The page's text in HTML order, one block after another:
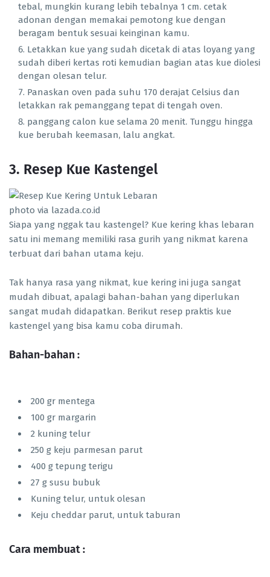
tebal, mungkin kurang lebih tebalnya 1 cm. cetak
adonan dengan memakai pemotong kue dengan
beragam bentuk sesuai keinginan kamu.
Letakkan kue yang sudah dicetak di atas loyang yang
sudah diberi kertas roti kemudian bagian atas kue diolesi
dengan olesan telur.
Panaskan oven pada suhu 170 derajat Celsius dan
letakkan rak pemanggang tepat di tengah oven.
panggang calon kue selama 20 menit. Tunggu hingga
kue berubah keemasan, lalu angkat.
3. Resep Kue Kastengel
photo via lazada.co.id
Siapa yang nggak tau kastengel? Kue kering khas lebaran
satu ini memang memiliki rasa gurih yang nikmat karena
terbuat dari bahan utama keju.
Tak hanya rasa yang nikmat, kue kering ini juga sangat
mudah dibuat, apalagi bahan-bahan yang diperlukan
sangat mudah didapatkan. Berikut resep praktis kue
kastengel yang bisa kamu coba dirumah.
Bahan-bahan :
200 gr mentega
100 gr margarin
2 kuning telur
250 g keju parmesan parut
400 g tepung terigu
27 g susu bubuk
Kuning telur, untuk olesan
Keju cheddar parut, untuk taburan
Cara membuat :